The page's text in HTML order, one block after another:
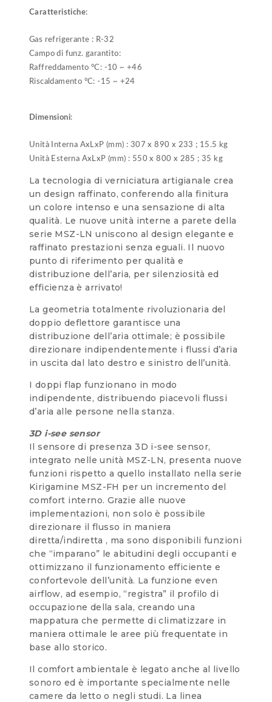
Caratteristiche:
Gas refrigerante : R-32
Campo di funz. garantito:
Raffreddamento °C: -10 ~ +46
Riscaldamento °C: -15 ~ +24
Dimensioni:
Unità Interna AxLxP (mm) : 307 x 890 x 233 ; 15.5 kg
Unità Esterna AxLxP (mm) : 550 x 800 x 285 ; 35 kg
La tecnologia di verniciatura artigianale crea
un design raffinato, conferendo alla finitura
un colore intenso e una sensazione di alta
qualità. Le nuove unità interne a parete della
serie MSZ-LN uniscono al design elegante e
raffinato prestazioni senza eguali. Il nuovo
punto di riferimento per qualità e
distribuzione dell’aria, per silenziosità ed
efficienza è arrivato!
La geometria totalmente rivoluzionaria del
doppio deflettore garantisce una
distribuzione dell’aria ottimale; è possibile
direzionare indipendentemente i flussi d’aria
in uscita dal lato destro e sinistro dell’unità.
I doppi flap funzionano in modo
indipendente, distribuendo piacevoli flussi
d’aria alle persone nella stanza.
3D i-see sensor
Il sensore di presenza 3D i-see sensor,
integrato nelle unità MSZ-LN, presenta nuove
funzioni rispetto a quello installato nella serie
Kirigamine MSZ-FH per un incremento del
comfort interno. Grazie alle nuove
implementazioni, non solo è possibile
direzionare il flusso in maniera
diretta/indiretta , ma sono disponibili funzioni
che “imparano” le abitudini degli occupanti e
ottimizzano il funzionamento efficiente e
confortevole dell’unità. La funzione even
airflow, ad esempio, “registra” il profilo di
occupazione della sala, creando una
mappatura che permette di climatizzare in
maniera ottimale le aree più frequentate in
base allo storico.
Il comfort ambientale è legato anche al livello
sonoro ed è importante specialmente nelle
camere da letto o negli studi. La linea